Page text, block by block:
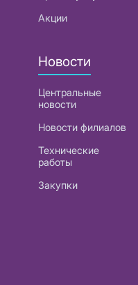
Акции
Новости
Центральные
новости
Новости филиалов
Технические
работы
Закупки